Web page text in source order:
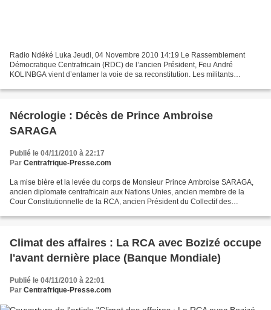
Radio Ndéké Luka Jeudi, 04 Novembre 2010 14:19 Le Rassemblement
Démocratique Centrafricain (RDC) de l’ancien Président, Feu André
KOLINBGA vient d’entamer la voie de sa reconstitution. Les militants
Nécrologie : Décès de Prince Ambroise
SARAGA
Publié le 04/11/2010 à 22:17
Par Centrafrique-Presse.com
La mise bière et la levée du corps de Monsieur Prince Ambroise SARAGA,
ancien diplomate centrafricain aux Nations Unies, ancien membre de la
Cour Constitutionnelle de la RCA, ancien Président du Collectif des
Climat des affaires : La RCA avec Bozizé occupe
l'avant dernière place (Banque Mondiale)
Publié le 04/11/2010 à 22:01
Par Centrafrique-Presse.com